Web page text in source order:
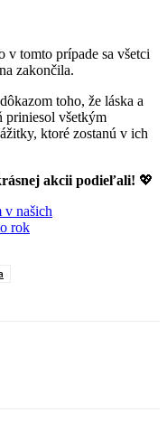
v tomto prípade sa všetci
zakončila.
toho, že láska a
priniesol všetkým
ktoré zostanú v ich
akcii podieľali! 💖
v našich
rok